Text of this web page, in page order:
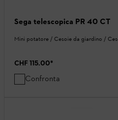
Sega telescopica PR 40 CT
Mini potatore / Cesoie da giardino /
CHF 115.00*
Confronta